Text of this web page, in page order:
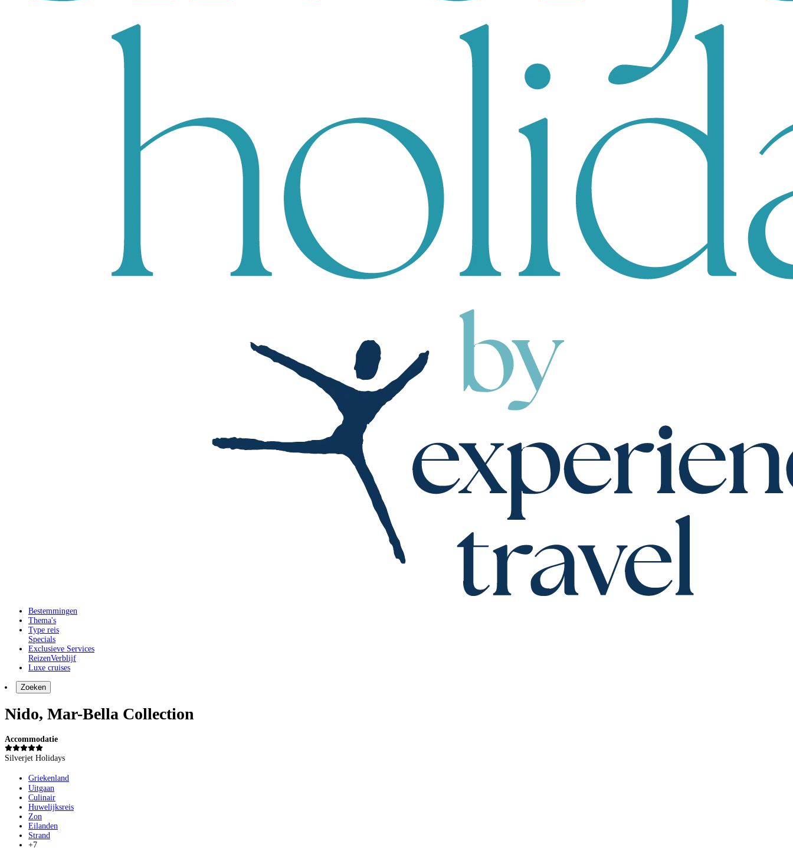
Bestemmingen
Thema's
Type reis
Specials
Exclusieve Services
ReizenVerblijf
Luxe cruises
Zoeken
Nido, Mar-Bella Collection
Accommodatie
Silverjet Holidays
Griekenland
Uitgaan
Culinair
Huwelijksreis
Zon
Eilanden
Strand
+7